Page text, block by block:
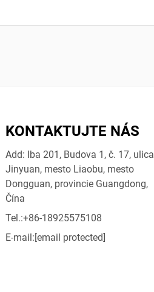
KONTAKTUJTE NÁS
Add: Iba 201, Budova 1, č. 17, ulica
Jinyuan, mesto Liaobu, mesto
Dongguan, provincie Guangdong,
Čína
Tel.:+86-18925575108
E-mail:[email protected]